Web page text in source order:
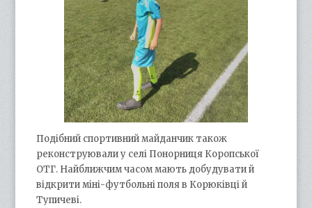
Подібний спортивний майданчик також
реконструювали у селі Понорниця Коропської
ОТГ. Найближчим часом мають добудувати й
відкрити міні-футбольні поля в Корюківці й
Тупичеві.